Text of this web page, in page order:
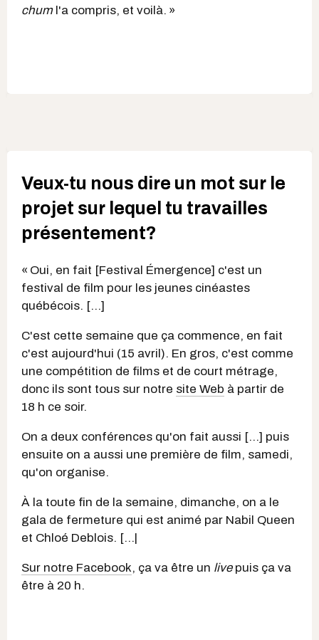
chuml'a compris, et voilà. »
Veux-tu nous dire un mot sur le
projet sur lequel tu travailles
présentement?
« Oui, en fait [Festival Émergence] c'est un
festival de film pour les jeunes cinéastes
québécois. […]
C'est cette semaine que ça commence, en fait
c'est aujourd'hui (15 avril). En gros, c'est comme
une compétition de films et de court métrage,
donc ils sont tous sur notre site Web à partir de
18 h ce soir.
On a deux conférences qu'on fait aussi […] puis
ensuite on a aussi une première de film, samedi,
qu'on organise.
À la toute fin de la semaine, dimanche, on a le
gala de fermeture qui est animé par Nabil Queen
et Chloé Deblois. [...|
Sur notre Facebook, ça va être un livepuis ça va
être à 20 h.